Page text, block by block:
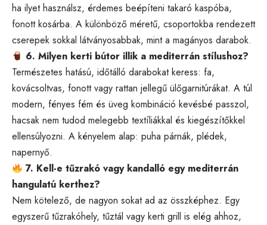
ha ilyet használsz, érdemes beépíteni takaró kaspóba,
fonott kosárba. A különböző méretű, csoportokba rendezett
cserepek sokkal látványosabbak, mint a magányos darabok.
6. Milyen kerti bútor illik a mediterrán stílushoz?
Természetes hatású, időtálló darabokat keress: fa,
kovácsoltvas, fonott vagy rattan jellegű ülőgarnitúrákat. A túl
modern, fényes fém és üveg kombináció kevésbé passzol,
hacsak nem tudod melegebb textíliákkal és kiegészítőkkel
ellensúlyozni. A kényelem alap: puha párnák, plédek,
napernyő.
7. Kell-e tűzrakó vagy kandalló egy mediterrán
hangulatú kerthez?
Nem kötelező, de nagyon sokat ad az összképhez. Egy
egyszerű tűzrakóhely, tűztál vagy kerti grill is elég ahhoz,